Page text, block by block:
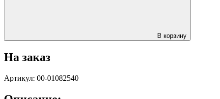
В корзину
На заказ
Артикул: 00-01082540